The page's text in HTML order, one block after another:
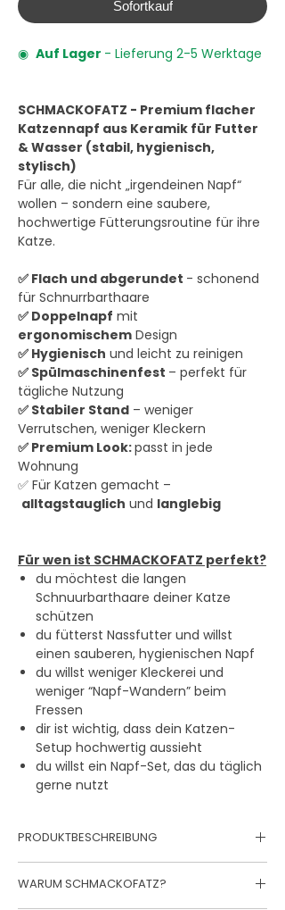
Sofortkauf
◉ Auf Lager - Lieferung 2-5 Werktage
SCHMACKOFATZ - Premium flacher
Katzennapf aus Keramik für Futter
& Wasser (stabil, hygienisch,
stylisch)
Für alle, die nicht „irgendeinen Napf“
wollen – sondern eine saubere,
hochwertige Fütterungsroutine für ihre
Katze.
✅ Flach und abgerundet - schonend
für Schnurrbarthaare
✅ Doppelnapf mit
ergonomischem Design
✅ Hygienisch und leicht zu reinigen
✅ Spülmaschinenfest – perfekt für
tägliche Nutzung
✅ Stabiler Stand – weniger
Verrutschen, weniger Kleckern
✅ Premium Look:passt in jede
Wohnung
✅ Für Katzen gemacht –
alltagstauglich und langlebig
Für wen ist SCHMACKOFATZ perfekt?
du möchtest die langen
Schnuurbarthaare deiner Katze
schützen
du fütterst Nassfutter und willst
einen sauberen, hygienischen Napf
du willst weniger Kleckerei und
weniger “Napf-Wandern” beim
Fressen
dir ist wichtig, dass dein Katzen-
Setup hochwertig aussieht
du willst ein Napf-Set, das du täglich
gerne nutzt
PRODUKTBESCHREIBUNG
kaufst, wenn du keine Kompromisse
WARUM SCHMACKOFATZ?